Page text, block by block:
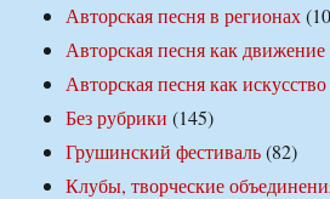
Авторская песня в регионах
Авторская песня как движение
Авторская песня как искусство
Без рубрики (145)
Грушинский фестиваль(82)
Клубы, творческие